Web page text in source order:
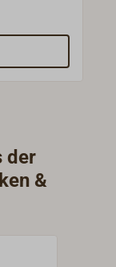
hat
zum
der
&